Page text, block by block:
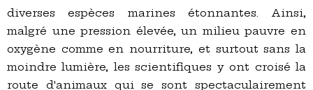
diverses espèces marines étonnantes. Ainsi,
malgré une pression élevée, un milieu pauvre en
oxygène comme en nourriture, et surtout sans la
moindre lumière, les scientifiques y ont croisé la
route d'animaux qui se sont spectaculairement